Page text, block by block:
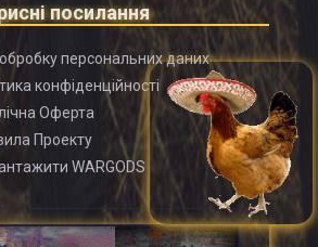
посилання
персональних даних
конфіденційності
Оферта
Проекту
WARGODS